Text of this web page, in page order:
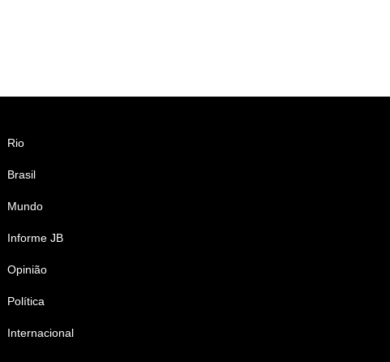
Rio
Brasil
Mundo
Informe JB
Opinião
Política
Internacional